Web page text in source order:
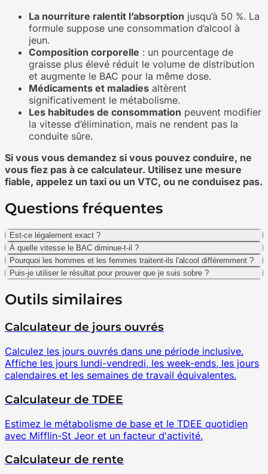
La nourriture ralentit l’absorption jusqu’à 50 %. La
formule suppose une consommation d’alcool à
jeun.
Composition corporelle : un pourcentage de
graisse plus élevé réduit le volume de distribution
et augmente le BAC pour la même dose.
Médicaments et maladies altèrent
significativement le métabolisme.
Les habitudes de consommation peuvent modifier
la vitesse d’élimination, mais ne rendent pas la
conduite sûre.
Si vous vous demandez si vous pouvez conduire, ne
vous fiez pas à ce calculateur. Utilisez une mesure
fiable, appelez un taxi ou un VTC, ou ne conduisez pas.
Questions fréquentes
Est-ce légalement exact ?
À quelle vitesse le BAC diminue-t-il ?
Pourquoi les hommes et les femmes traitent-ils l'alcool différemment ?
Puis-je utiliser le résultat pour prouver que je suis sobre ?
Outils similaires
Calculateur de jours ouvrés
Calculez les jours ouvrés dans une période inclusive.
Affiche les jours lundi-vendredi, les week-ends, les jours
calendaires et les semaines de travail équivalentes.
Calculateur de TDEE
Estimez le métabolisme de base et le TDEE quotidien
avec Mifflin-St Jeor et un facteur d'activité.
Calculateur de rente